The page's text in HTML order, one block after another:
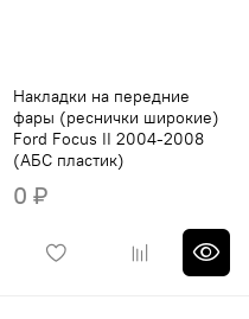
Накладки на передние
фары (реснички широкие)
Ford Focus II 2004-2008
(АБС пластик)
0 ₽